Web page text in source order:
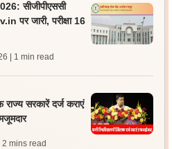
सीजीपीएससी
पर जारी, परीक्षा 16
| 1 min read
राज्य सरकारें दर्ज कराएं
| 2 mins read